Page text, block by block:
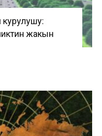
жакын